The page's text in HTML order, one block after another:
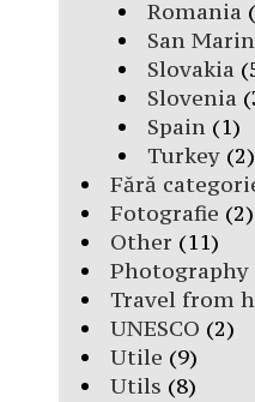
Romania
San
Slovakia
Slovenia
Spain(1)
Turkey(2)
Fără
Fotografie (2)
Other (11)
Photography
Travel from
UNESCO (2)
Utile (9)
Utils (8)